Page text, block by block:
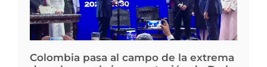
Colombia pasa al campo de la extrema